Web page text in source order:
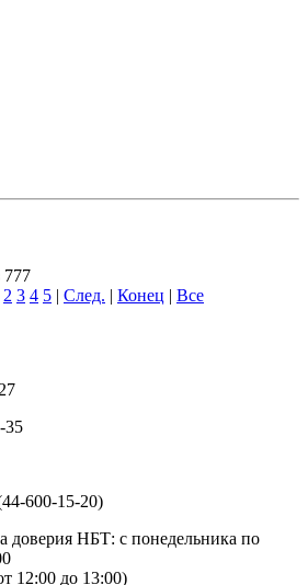
777
2 3 4 5 | След. | Конец | Все
35
600-15-20)
доверия НБТ: с понедельника по
12:00 до 13:00)